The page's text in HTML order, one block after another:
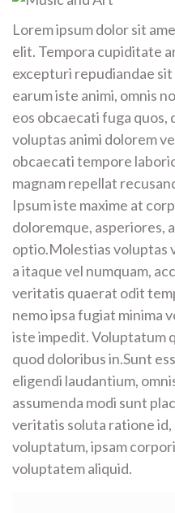
Lorem ipsum dolor sit
elit. Tempora cupiditate
excepturi repudiandae
earum iste animi, omnis
eos obcaecati fuga
voluptas animi dolorem
obcaecati tempore
magnam repellat
Ipsum iste maxime at
doloremque, asperiores,
optio.Molestias voluptas
a itaque vel numquam,
veritatis quaerat odit
nemo ipsa fugiat minima
iste impedit. Voluptatum
quod doloribus in.Sunt
eligendi laudantium,
assumenda modi sunt
veritatis soluta ratione id,
voluptatum, ipsam
voluptatem aliquid.